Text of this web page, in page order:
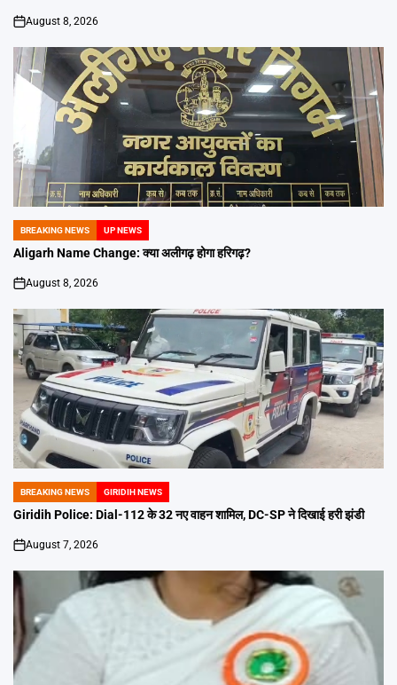
on
August 8, 2026
POSTED
IN
BREAKING NEWS UP NEWS
Aligarh Name Change: क्या अलीगढ़ होगा हरिगढ़?
on
August 8, 2026
POSTED
IN
BREAKING NEWS GIRIDIH NEWS
Giridih Police: Dial-112 के 32 नए वाहन शामिल, DC-SP ने दिखाई हरी झंडी
on
August 7, 2026